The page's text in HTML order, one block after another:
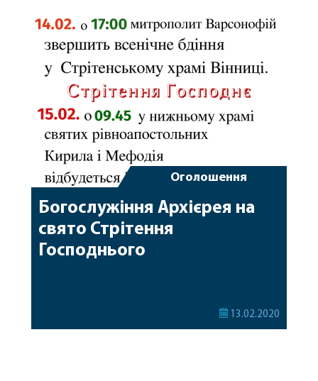
нашу Українську Православну Церкву ! Деталі в
Оголошення
Богослужіння Архієрея на
свято Стрітення
Господнього
13.02.2020